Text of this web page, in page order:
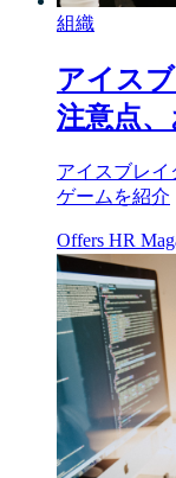
組織
アイス
注意点
アイスブレ
ゲームを紹介
Offers HR